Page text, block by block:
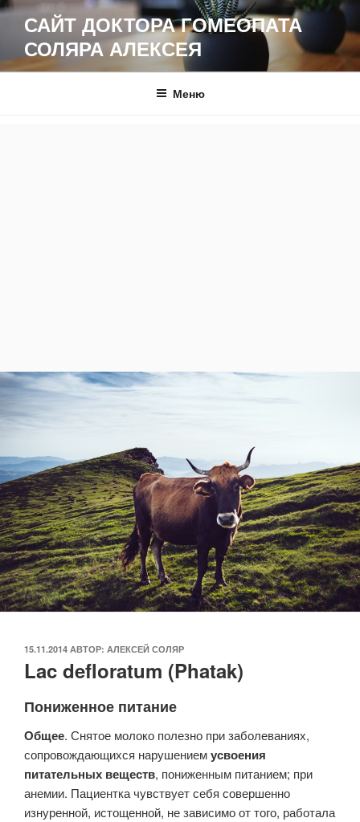
Перейти
содержимому
САЙТ ДОКТОРА ГОМЕОПАТА
СОЛЯРА АЛЕКСЕЯ
Меню
ОПУБЛИКОВАНО
15.11.2014 АВТОР: АЛЕКСЕЙ СОЛЯР
Lac defloratum (Phatak)
Пониженное питание
Общее. Снятое молоко полезно при заболеваниях,
сопровождающихся нарушениемусвоения
питательных веществ, пониженным питанием; при
анемии. Пациентка чувствует себя совершенно
изнуренной, истощенной, не зависимо от того, работала